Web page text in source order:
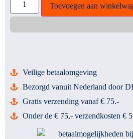
Toevoegen aan
Veilige betaalomgeving
Bezorgd vanuit Nederland door
Gratis verzending vanaf € 75.-
Onder de € 75,- verzendkosten €